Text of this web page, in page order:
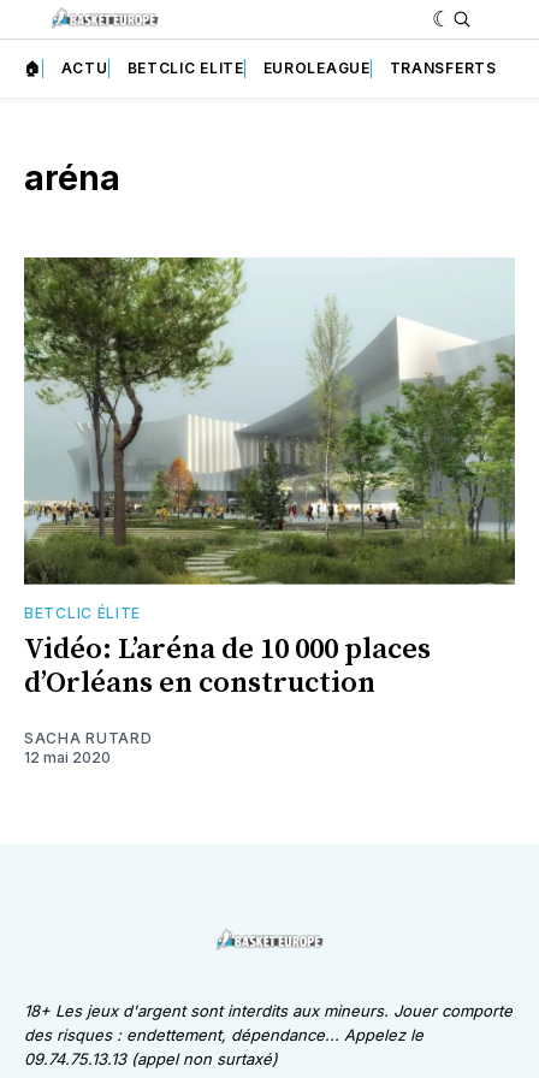
🏠 ACTU BETCLIC ELITE EUROLEAGUE TRANSFERTS
aréna
BETCLIC ÉLITE
Vidéo: L’aréna de 10 000 places
d’Orléans en construction
SACHA RUTARD
12 mai 2020
18+ Les jeux d'argent sont interdits aux mineurs. Jouer comporte
des risques : endettement, dépendance... Appelez le
09.74.75.13.13 (appel non surtaxé)